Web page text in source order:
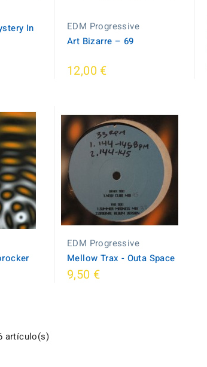
In
EDM Progressive
Art Bizarre – 69
12,00 €
EDM Progressive
Mellow Trax - Outa Space
9,50 €
artículo(s)